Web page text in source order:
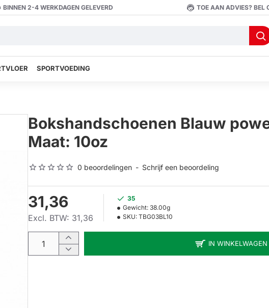
BINNEN 2-4 WERKDAGEN GELEVERD TOE AAN ADVIES? BEL
SPORTVOEDING
Bokshandschoenen Blauw
Maat: 10oz
0 beoordelingen - Schrijf een beoordeling
31,36
Excl. BTW: 31,36
35
Gewicht: 38.00g
SKU: TBG03BL10
IN WINKELWAGEN